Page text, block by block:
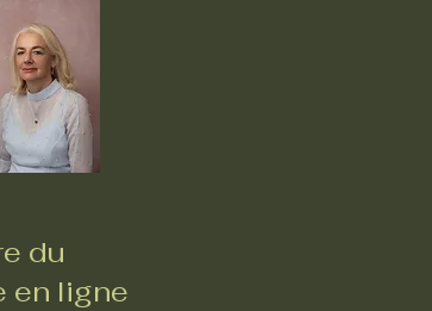
du
en ligne